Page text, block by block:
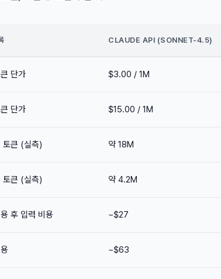
CLAUDE API (SONNET-4.5)
단가 $3.00 / 1M
단가 $15.00 / 1M
토큰 (실측) 약 18M
토큰 (실측) 약 4.2M
후 입력 비용 ~$27
~$63